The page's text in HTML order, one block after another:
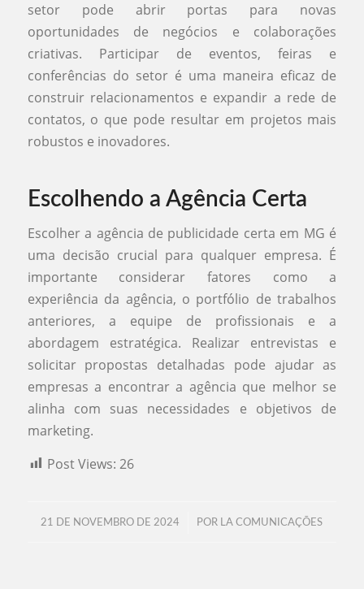
setor pode abrir portas para novas
oportunidades de negócios e colaborações
criativas. Participar de eventos, feiras e
conferências do setor é uma maneira eficaz de
construir relacionamentos e expandir a rede de
contatos, o que pode resultar em projetos mais
robustos e inovadores.
Escolhendo a Agência Certa
Escolher a agência de publicidade certa em MG é
uma decisão crucial para qualquer empresa. É
importante considerar fatores como a
experiência da agência, o portfólio de trabalhos
anteriores, a equipe de profissionais e a
abordagem estratégica. Realizar entrevistas e
solicitar propostas detalhadas pode ajudar as
empresas a encontrar a agência que melhor se
alinha com suas necessidades e objetivos de
marketing.
Post Views: 26
21 DE NOVEMBRO DE 2024
/ POR LA COMUNICAÇÕES